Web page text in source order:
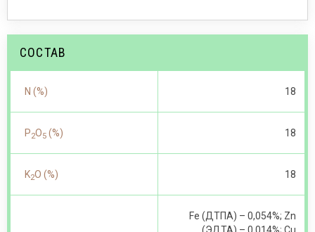
СОСТАВ
N (%) 18
P2O5 (%) 18
K2O (%) 18
Fe (ДТПА) – 0,054%; Zn